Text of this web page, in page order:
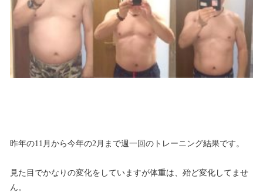
昨年の11月から今年の2月まで週一回のトレーニング結果です。
見た目でかなりの変化をしていますが体重は、殆ど変化してませ
ん。